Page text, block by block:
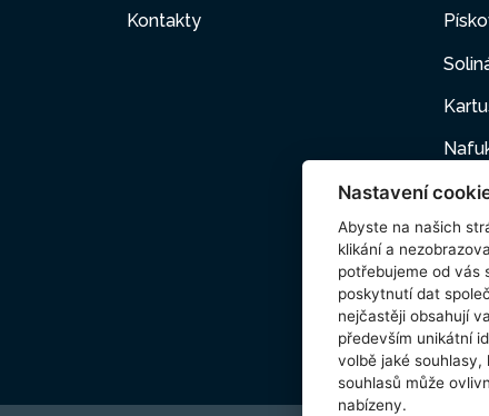
Kontakty
Nastavení
Abyste na našich
klikání a
potřebujeme od vás
poskytnutí dat
nejčastěji obsahují
především unikátní
volbě jaké
souhlasů může
nabízeny.